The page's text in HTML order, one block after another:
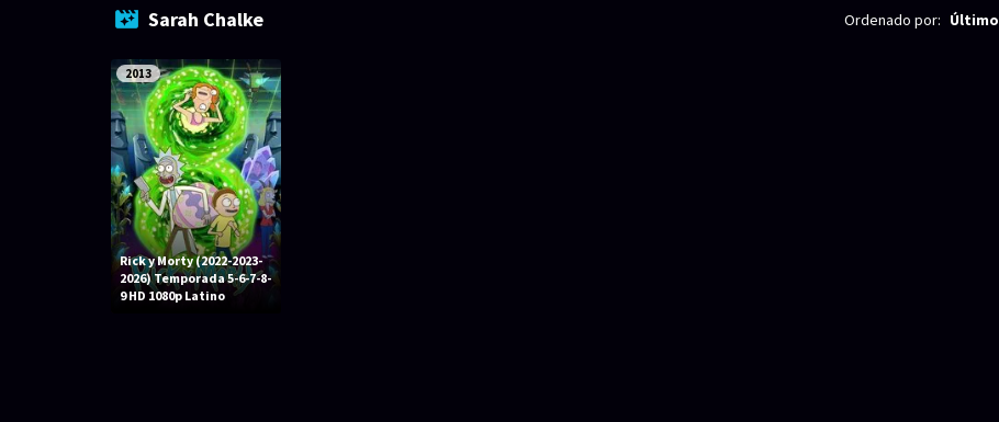
Sarah Chalke Ordenado por: Último
2013
Rick y Morty (2022-2023-
2026) Temporada 5-6-7-8-
9 HD 1080p Latino